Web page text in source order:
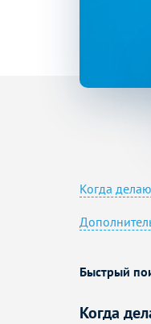
Когда
Когда
Быстрый